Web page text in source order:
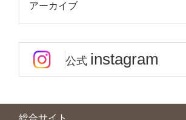
アーカイブ
公式 instagram